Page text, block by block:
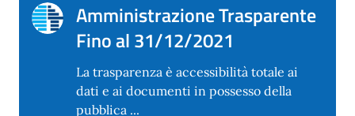
Amministrazione Trasparente
Fino al 31/12/2021
La trasparenza è accessibilità totale ai
dati e ai documenti in possesso della
pubblica ...